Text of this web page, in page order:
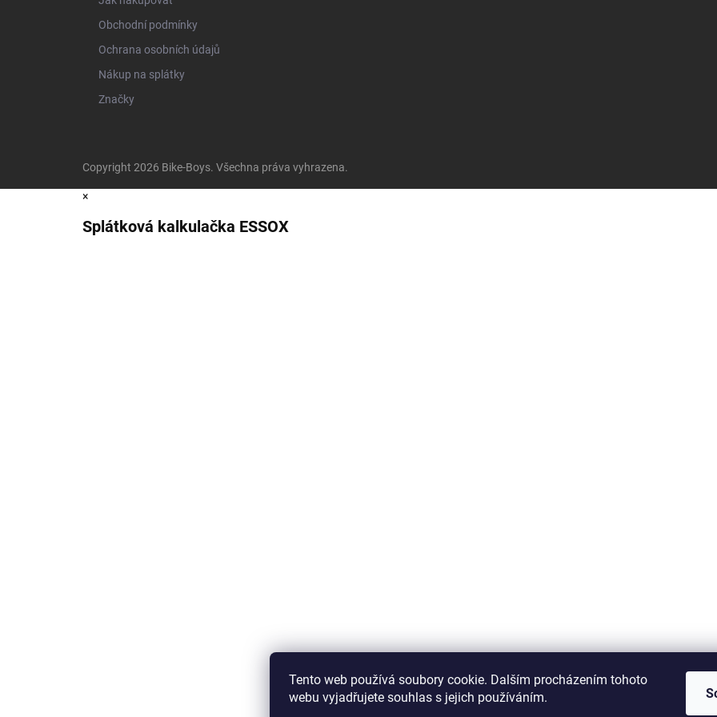
Tento web používá soubory cookie. Dalším procházením tohoto
webu vyjadřujete souhlas s jejich používáním.
Obchodní podmínky
Ochrana osobních údajů
Nákup na splátky
Značky
Copyright 2026 Bike-Boys. Všechna práva vyhrazena.
×
Splátková kalkulačka ESSOX